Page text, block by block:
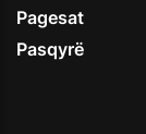
Pagesat
Pasqyrë